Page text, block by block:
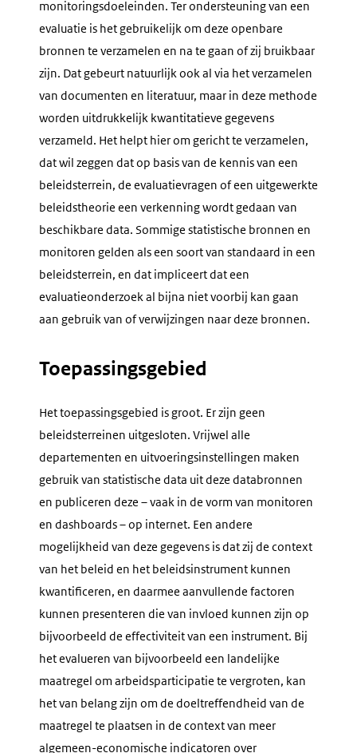
monitoringsdoeleinden. Ter ondersteuning van een
evaluatie is het gebruikelijk om deze openbare
bronnen te verzamelen en na te gaan of zij bruikbaar
zijn. Dat gebeurt natuurlijk ook al via het verzamelen
van documenten en literatuur, maar in deze methode
worden uitdrukkelijk kwantitatieve gegevens
verzameld. Het helpt hier om gericht te verzamelen,
dat wil zeggen dat op basis van de kennis van een
beleidsterrein, de evaluatievragen of een uitgewerkte
beleidstheorie een verkenning wordt gedaan van
beschikbare data. Sommige statistische bronnen en
monitoren gelden als een soort van standaard in een
beleidsterrein, en dat impliceert dat een
evaluatieonderzoek al bijna niet voorbij kan gaan
aan gebruik van of verwijzingen naar deze bronnen.
Toepassingsgebied
Het toepassingsgebied is groot. Er zijn geen
beleidsterreinen uitgesloten. Vrijwel alle
departementen en uitvoeringsinstellingen maken
gebruik van statistische data uit deze databronnen
en publiceren deze – vaak in de vorm van monitoren
en dashboards – op internet. Een andere
mogelijkheid van deze gegevens is dat zij de context
van het beleid en het beleidsinstrument kunnen
kwantificeren, en daarmee aanvullende factoren
kunnen presenteren die van invloed kunnen zijn op
bijvoorbeeld de effectiviteit van een instrument. Bij
het evalueren van bijvoorbeeld een landelijke
maatregel om arbeidsparticipatie te vergroten, kan
het van belang zijn om de doeltreffendheid van de
maatregel te plaatsen in de context van meer
algemeen-economische indicatoren over